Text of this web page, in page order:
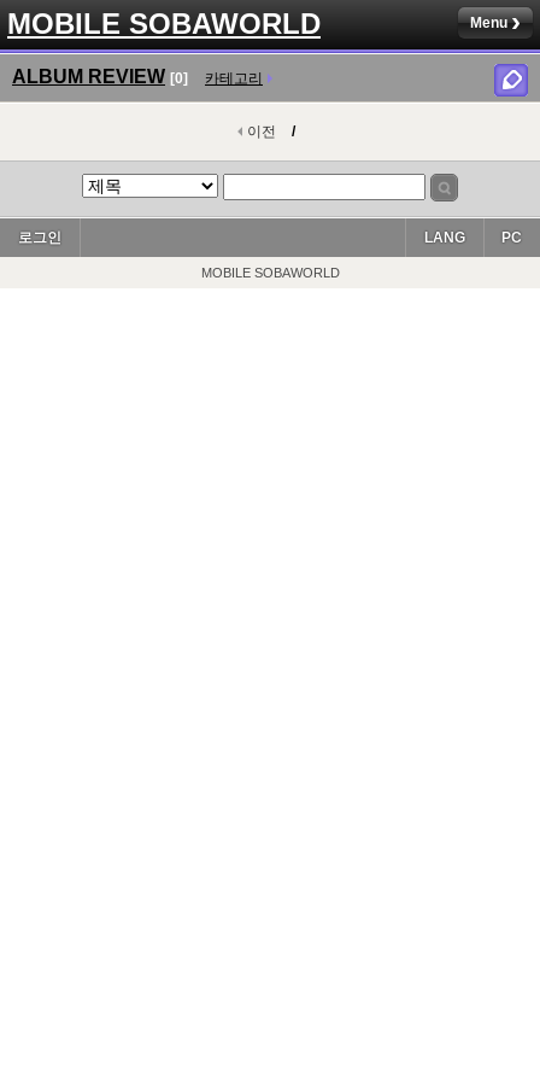
MOBILE SOBAWORLD Menu
ALBUM REVIEW [0] 카테고리
이전 /
로그인 PC
LANG
MOBILE SOBAWORLD